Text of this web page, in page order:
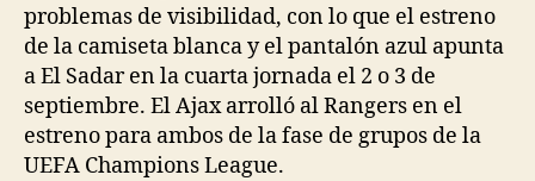
problemas de visibilidad, con lo que el estreno
de la camiseta blanca y el pantalón azul apunta
a El Sadar en la cuarta jornada el 2 o 3 de
septiembre. El Ajax arrolló al Rangers en el
estreno para ambos de la fase de grupos de la
UEFA Champions League.